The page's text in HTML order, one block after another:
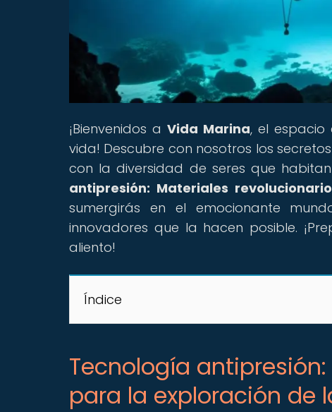
¡Bienvenidos aVida Marina, el
vida! Descubre con nosotros los
con la diversidad de seres que
antipresión: Materiales
sumergirás en el emocionante
innovadores que la hacen posible.
aliento!
Índice
Tecnología
para la exploración de